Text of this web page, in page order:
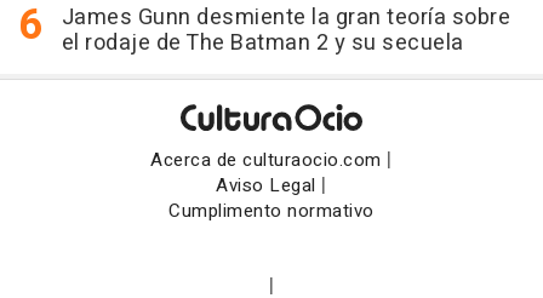
James Gunn desmiente la gran teoría sobre
el rodaje de The Batman 2 y su secuela
Acerca de culturaocio.com |
Aviso Legal |
Cumplimento normativo
|